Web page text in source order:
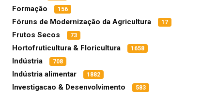
Formação 156
Fóruns de Modernização da Agricultura 17
Frutos Secos 73
Hortofruticultura & Floricultura 1658
Indústria 708
Indústria alimentar 1882
Investigacao & Desenvolvimento 583